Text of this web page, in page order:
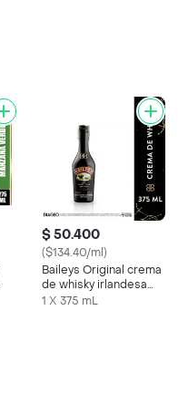
$ 50.400
($134.40/ml)
Baileys Original crema
de whisky irlandesa
375 ml
1 X 375 mL